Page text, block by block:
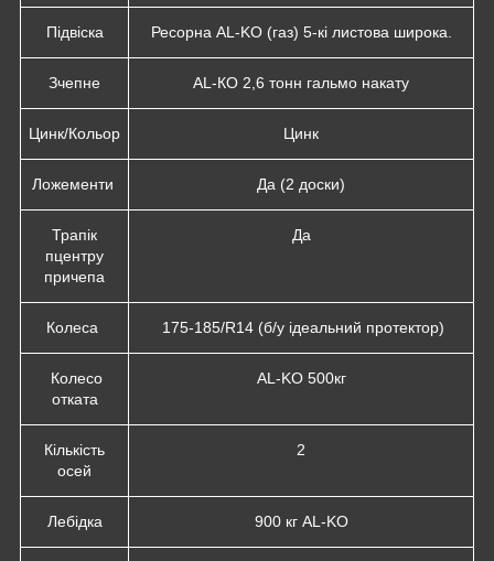
Підвіска Ресорна AL-KO (газ) 5-кі листова широка.
Зчепне АL-КО 2,6 тонн гальмо накату
Цинк/Кольор Цинк
Ложементи Да (2 доски)
Трапік
пцентру
причепа
Да
Колеса 175-185/R14 (б/у ідеальний протектор)
Колесо
отката
AL-KO 500кг
Кількість
осей
2
Лебідка 900 кг AL-KO